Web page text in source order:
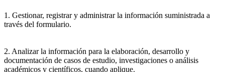
1. Gestionar, registrar y administrar la información suministrada a
través del formulario.
2. Analizar la información para la elaboración, desarrollo y
documentación de casos de estudio, investigaciones o análisis
académicos y científicos, cuando aplique.